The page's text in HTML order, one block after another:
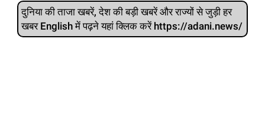
दुनिया की ताजा खबरें, देश की बड़ी खबरें और राज्‍यों से जुड़ी हर
खबर English में पढ़ने यहां क्लिक करें https://adani.news/